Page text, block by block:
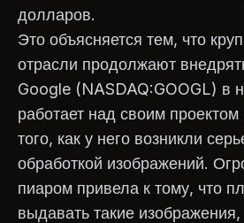
долларов.
Это объясняется тем, что
отрасли продолжают
Google (NASDAQ:GOOGL) в
работает над своим
того, как у него возникли
обработкой изображений.
пиаром привела к тому, что
выдавать такие